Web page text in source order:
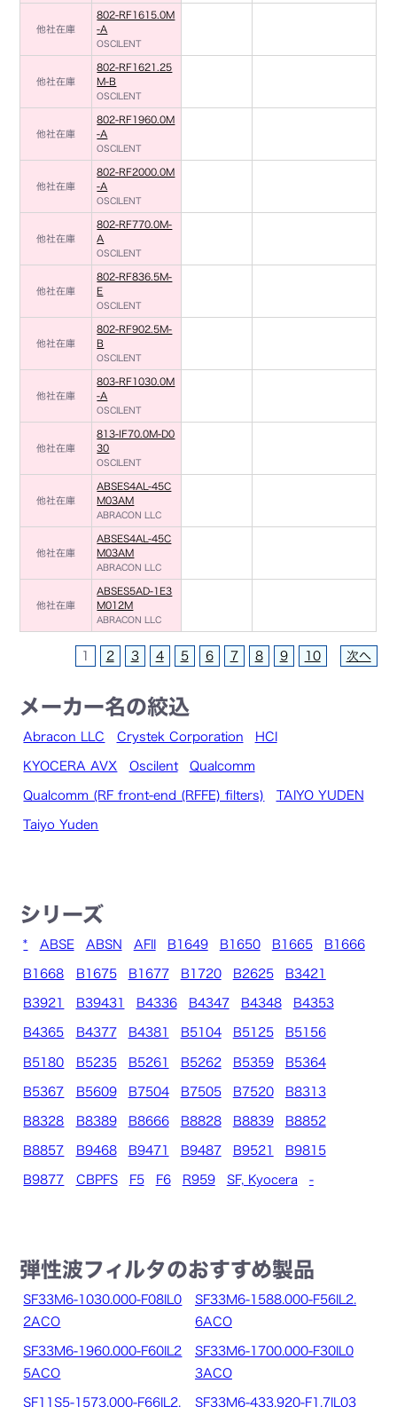
他社在庫
802-RF1615.0M
-A
OSCILENT
他社在庫
802-RF1621.25
M-B
OSCILENT
他社在庫
802-RF1960.0M
-A
OSCILENT
他社在庫
802-RF2000.0M
-A
OSCILENT
他社在庫
802-RF770.0M-
A
OSCILENT
他社在庫
802-RF836.5M-
E
OSCILENT
他社在庫
802-RF902.5M-
B
OSCILENT
他社在庫
803-RF1030.0M
-A
OSCILENT
他社在庫
813-IF70.0M-D0
30
OSCILENT
他社在庫
ABSES4AL-45C
M03AM
ABRACON LLC
他社在庫
ABSES4AL-45C
M03AM
ABRACON LLC
他社在庫
ABSES5AD-1E3
M012M
ABRACON LLC
1 2 3 4 5 6 7 8 9 10 次へ
メーカー名の絞込
Abracon LLC Crystek Corporation HCI
KYOCERA AVX Oscilent Qualcomm
Qualcomm (RF front-end (RFFE) filters) TAIYO YUDEN
Taiyo Yuden
シリーズ
* ABSE ABSN AFII B1649 B1650 B1665 B1666
B1668 B1675 B1677 B1720 B2625 B3421
B3921 B39431 B4336 B4347 B4348 B4353
B4365 B4377 B4381 B5104 B5125 B5156
B5180 B5235 B5261 B5262 B5359 B5364
B5367 B5609 B7504 B7505 B7520 B8313
B8328 B8389 B8666 B8828 B8839 B8852
B8857 B9468 B9471 B9487 B9521 B9815
B9877 CBPFS F5 F6 R959 SF, Kyocera -
弾性波フィルタのおすすめ製品
SF33M6-1030.000-F08IL0
2ACO
SF33M6-1588.000-F56IL2.
6ACO
SF33M6-1960.000-F60IL2
5ACO
SF33M6-1700.000-F30IL0
3ACO
SF11S5-1573.000-F66IL2. SF33M6-433.920-F1.7IL03